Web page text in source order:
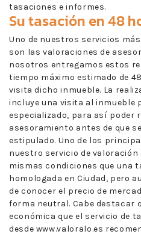
tasaciones e informes.
Su tasación en 48
Uno de nuestros servicios
son las valoraciones de
nosotros entregamos estos
tiempo máximo estimado de
visita dicho inmueble. La
incluye una visita al inmueble
especializado, para así poder
asesoramiento antes de que
estipulado. Uno de los
nuestro servicio de valoración
mismas condiciones que una
homologada en Ciudad, pero
de conocer el precio de
forma neutral. Cabe destacar
económica que el servicio de
desde www.valoralo.es